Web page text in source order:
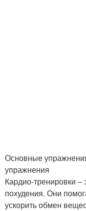
Основные
упражнения
Кардио-тренировки
похудения. Они
ускорить обмен